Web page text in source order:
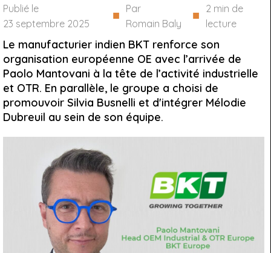
Publié le
23 septembre 2025
■ Par
Romain Baly
■ 2 min de
lecture
Le manufacturier indien BKT renforce son
organisation européenne OE avec l’arrivée de
Paolo Mantovani à la tête de l’activité industrielle
et OTR. En parallèle, le groupe a choisi de
promouvoir Silvia Busnelli et d'intégrer Mélodie
Dubreuil au sein de son équipe.